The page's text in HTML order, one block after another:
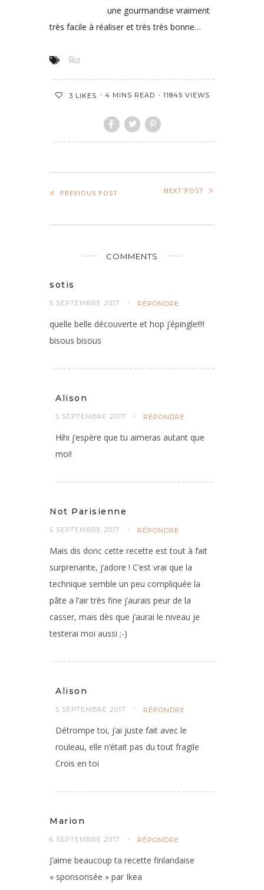
une gourmandise vraiment
très facile à réaliser et très très bonne…
Riz
3 LIKES 4 MINS READ 11845 VIEWS
PREVIOUS POST NEXT POST
COMMENTS
sotis
5 SEPTEMBRE 2017 RÉPONDRE
quelle belle découverte et hop j’épingle!!!!
bisous bisous
Alison
5 SEPTEMBRE 2017 RÉPONDRE
Hihi j’espère que tu aimeras autant que
moi!
Not Parisienne
5 SEPTEMBRE 2017 RÉPONDRE
Mais dis donc cette recette est tout à fait
surprenante, j’adore ! C’est vrai que la
technique semble un peu compliquée la
pâte a l’air très fine j’aurais peur de la
casser, mais dès que j’aurai le niveau je
testerai moi aussi ;-)
Alison
5 SEPTEMBRE 2017 RÉPONDRE
Détrompe toi, j’ai juste fait avec le
rouleau, elle n’était pas du tout fragile
Crois en toi
Marion
6 SEPTEMBRE 2017 RÉPONDRE
J’aime beaucoup ta recette finlandaise
« sponsorisée » par Ikea